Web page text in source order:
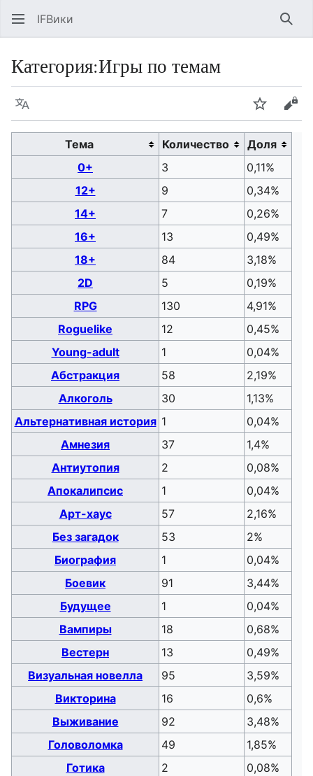
IFВики
Категория:Игры по темам
Язык Следить
Тема Количество
Доля
0+
3
0,11%
12+
9
0,34%
14+
7
0,26%
16+
13
0,49%
18+
84
3,18%
2D
5
0,19%
RPG
130
4,91%
Roguelike
12
0,45%
Young-adult
1
0,04%
Абстракция
58
2,19%
Алкоголь
30
1,13%
Альтернативная история 1
0,04%
Амнезия
37
1,4%
Антиутопия
2
0,08%
Апокалипсис
1
0,04%
Арт-хаус
57
2,16%
Без загадок
53
2%
Биография
1
0,04%
Боевик
91
3,44%
Будущее
1
0,04%
Вампиры
18
0,68%
Вестерн
13
0,49%
Визуальная новелла
95
3,59%
Викторина
16
0,6%
Выживание
92
3,48%
Головоломка
49
1,85%
Готика
2
0,08%